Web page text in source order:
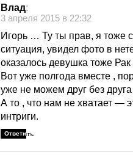
Влад:
3 апреля 2015 в 22:32
Игорь … Ту ты прав, я тоже
ситуация, увидел фото в
оказалось девушка тоже Рак
Вот уже полгода вместе ,
уже не можем друг без
А то , что нам не хватает —
интриги.
Ответить